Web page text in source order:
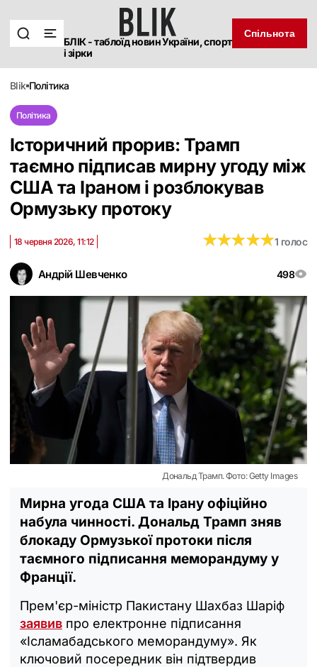
БЛІК - таблоїд новин України, спорт
і зірки
Спільнота
blik політика
Політика
Історичний прорив: Трамп
таємно підписав мирну угоду між
США та Іраном і розблокував
Ормузьку протоку
Андрій Шевченко 498
18 червня 2026, 11:12 ★★★★★
★★★★★1 голос
Дональд Трамп. Фото: Getty Images
Мирна угода США та Ірану офіційно
набула чинності. Дональд Трамп зняв
блокаду Ормузької протоки після
таємного підписання меморандуму у
Франції.
Прем'єр-міністр Пакистану Шахбаз Шаріф
заявив про електронне підписання
«Ісламабадського меморандуму». Як
ключовий посередник він підтвердив